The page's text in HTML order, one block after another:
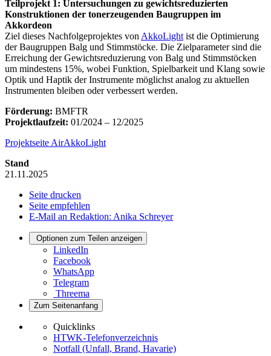
Teilprojekt 1: Untersuchungen zu gewichtsreduzierten
Konstruktionen der tonerzeugenden Baugruppen im
Akkordeon
Ziel dieses Nachfolgeprojektes von AkkoLight ist die Optimierung
der Baugruppen Balg und Stimmstöcke. Die Zielparameter sind die
Erreichung der Gewichtsreduzierung von Balg und Stimmstöcken
um mindestens 15%, wobei Funktion, Spielbarkeit und Klang sowie
Optik und Haptik der Instrumente möglichst analog zu aktuellen
Instrumenten bleiben oder verbessert werden.
Förderung: BMFTR
Projektlaufzeit: 01/2024 – 12/2025
Projektseite AirAkkoLight
Stand
21.11.2025
Seite drucken
Seite empfehlen
E-Mail an Redaktion: Anika Schreyer
Optionen zum Teilen anzeigen
LinkedIn
Facebook
WhatsApp
Telegram
Threema
Zum Seitenanfang
Quicklinks
HTWK-Telefonverzeichnis
Notfall (Unfall, Brand, Havarie)